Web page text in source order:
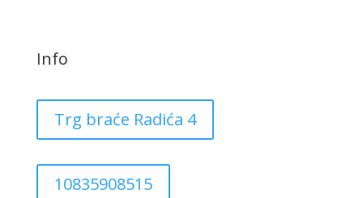
Info
Trg braće Radića 4
10835908515